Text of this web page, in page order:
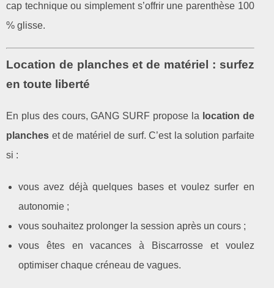
cap technique ou simplement s’offrir une parenthèse 100
% glisse.
Location de planches et de matériel : surfez
en toute liberté
En plus des cours, GANG SURF propose la location de
planches et de matériel de surf. C’est la solution parfaite
si :
vous avez déjà quelques bases et voulez surfer en
autonomie ;
vous souhaitez prolonger la session après un cours ;
vous êtes en vacances à Biscarrosse et voulez
optimiser chaque créneau de vagues.